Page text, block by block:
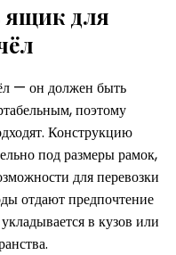
ящик для
— он должен быть
поэтому
Конструкцию
под размеры рамок,
для перевозки
отдают предпочтение
в кузов или